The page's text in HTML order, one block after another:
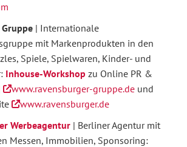
| Internationale
mit Markenprodukten in den
Spiele, Spielwaren, Kinder- und
Inhouse-Workshop zu Online PR &
www.ravensburger-gruppe.de und
www.ravensburger.de
Werbeagentur | Berliner Agentur mit
Messen, Immobilien, Sponsoring: